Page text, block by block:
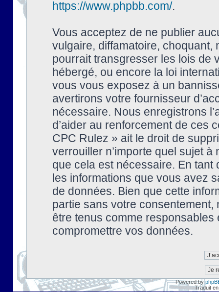
https://www.phpbb.com/.
Vous acceptez de ne publier
vulgaire, diffamatoire, choquant,
pourrait transgresser les lois de
hébergé, ou encore la loi
vous vous exposez à un
avertirons votre fournisseur
nécessaire. Nous enregistrons
d’aider au renforcement de ces
CPC Rulez » ait le droit de
verrouiller n’importe quel sujet à
que cela est nécessaire. En tant
les informations que vous avez
de données. Bien que cette
partie sans votre
être tenus comme
compromettre vos données.
Powered by
Traduit